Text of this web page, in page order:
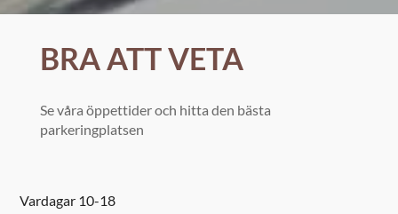
BRA ATT VETA
Se våra öppettider och hitta den bästa
parkeringplatsen
Vardagar 10-18